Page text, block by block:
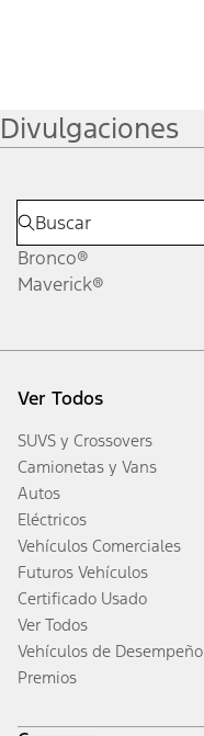
Divulgaciones
Bronco®
Maverick®
Ver Todos
SUVS y Crossovers
Camionetas y Vans
Autos
Eléctricos
Vehículos Comerciales
Futuros Vehículos
Certificado Usado
Ver Todos
Vehículos de Desempeño
Premios